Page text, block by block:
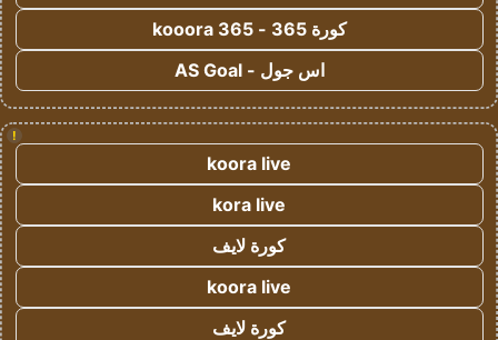
كورة 365 - kooora 365
اس جول - AS Goal
!
koora live
kora live
كورة لايف
koora live
كورة لايف